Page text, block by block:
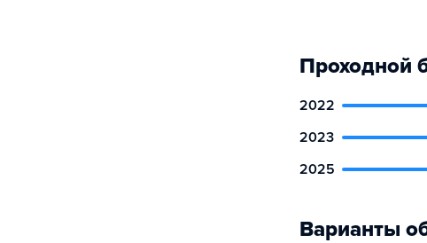
Проходной
2022
2023
2025
Варианты